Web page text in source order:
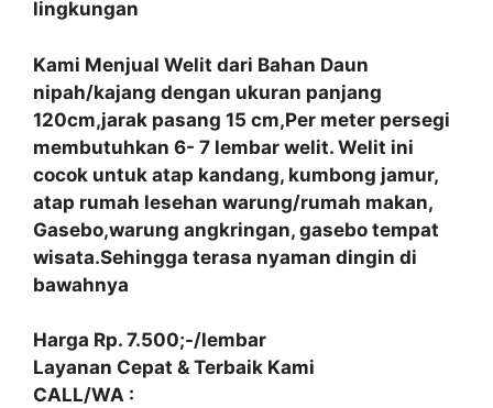
lingkungan
Kami Menjual Welit dari Bahan Daun
nipah/kajang dengan ukuran panjang
120cm,jarak pasang 15 cm,Per meter persegi
membutuhkan 6- 7 lembar welit. Welit ini
cocok untuk atap kandang, kumbong jamur,
atap rumah lesehan warung/rumah makan,
Gasebo,warung angkringan, gasebo tempat
wisata.Sehingga terasa nyaman dingin di
bawahnya
Harga Rp. 7.500;-/lembar
Layanan Cepat & Terbaik Kami
CALL/WA :